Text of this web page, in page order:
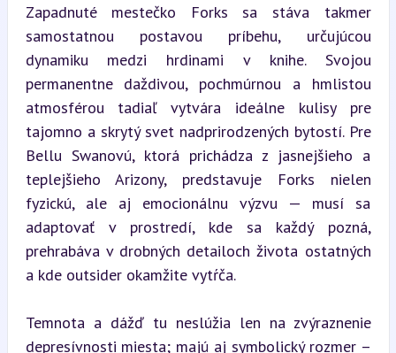
Zapadnuté mestečko Forks sa stáva takmer
samostatnou postavou príbehu, určujúcou
dynamiku medzi hrdinami v knihe. Svojou
permanentne daždivou, pochmúrnou a hmlistou
atmosférou tadiaľ vytvára ideálne kulisy pre
tajomno a skrytý svet nadprirodzených bytostí. Pre
Bellu Swanovú, ktorá prichádza z jasnejšieho a
teplejšieho Arizony, predstavuje Forks nielen
fyzickú, ale aj emocionálnu výzvu — musí sa
adaptovať v prostredí, kde sa každý pozná,
prehrabáva v drobných detailoch života ostatných
a kde outsider okamžite vytŕča.
Temnota a dážď tu neslúžia len na zvýraznenie
depresívnosti miesta; majú aj symbolický rozmer –